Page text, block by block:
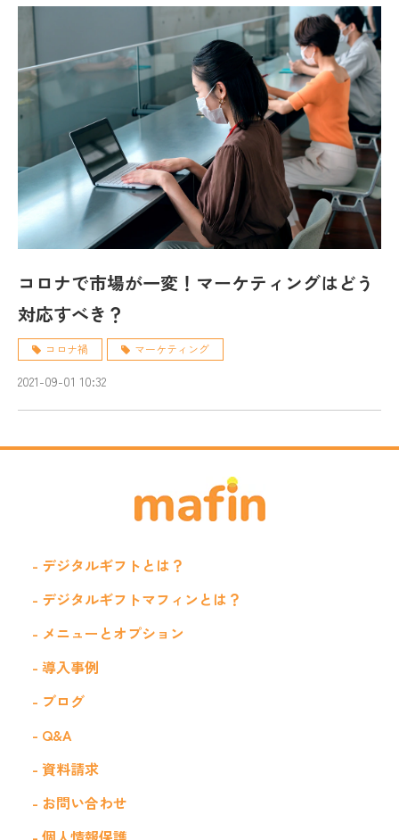
コロナで市場が一変！マーケティングはどう
対応すべき？
コロナ禍 マーケティング
2021-09-01 10:32
- デジタルギフトとは？
- デジタルギフトマフィンとは？
- メニューとオプション
- 導入事例
- ブログ
- Q&A
- 資料請求
- お問い合わせ